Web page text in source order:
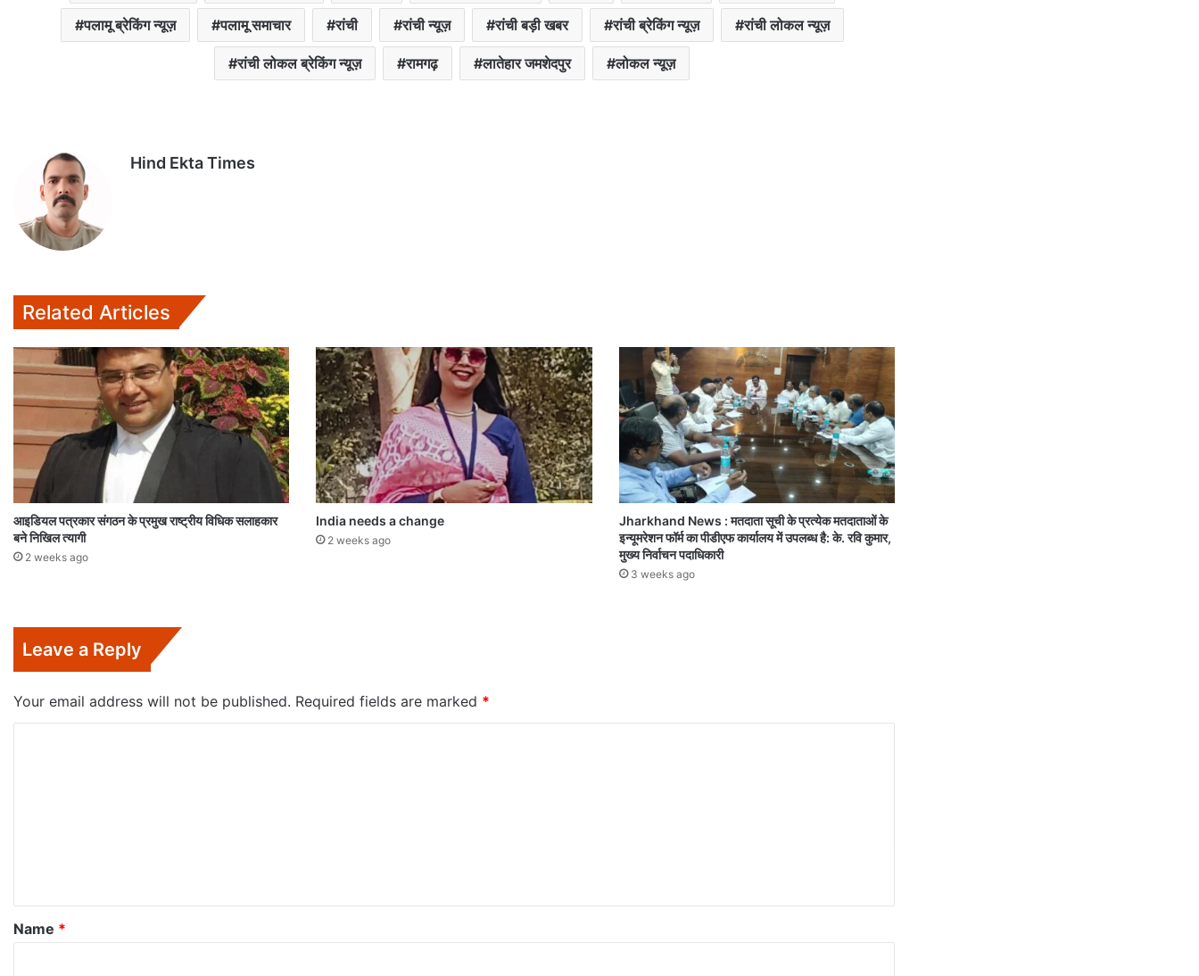
पलामू ब्रेकिंग न्यूज़ पलामू समाचार रांची रांची न्यूज़ रांची बड़ी खबर रांची ब्रेकिंग न्यूज़ रांची लोकल न्यूज़
रांची लोकल ब्रेकिंग न्यूज़ रामगढ़ लातेहार जमशेदपुर लोकल न्यूज़
Hind Ekta Times
Related Articles
आइडियल पत्रकार संगठन के प्रमुख राष्ट्रीय विधिक सलाहकार
बने निखिल त्यागी
2 weeks ago
India needs a change
2 weeks ago
Jharkhand News : मतदाता सूची के प्रत्येक मतदाताओं के
इन्यूमरेशन फॉर्म का पीडीएफ कार्यालय में उपलब्ध है: के. रवि कुमार,
मुख्य निर्वाचन पदाधिकारी
3 weeks ago
Leave a Reply
Your email address will not be published. Required fields are marked *
*
Name *